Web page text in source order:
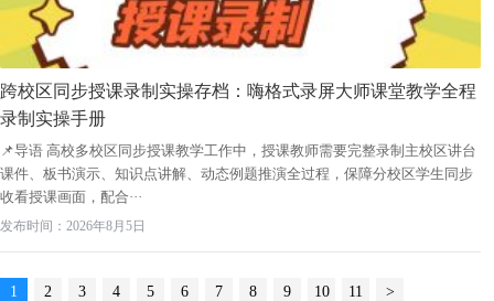
跨校区同步授课录制实操存档：嗨格式录屏大师课堂教学全程
录制实操手册
📌导语 高校多校区同步授课教学工作中，授课教师需要完整录制主校区讲台
课件、板书演示、知识点讲解、动态例题推演全过程，保障分校区学生同步
收看授课画面，配合···
发布时间：2026年8月5日
1 2 3 4 5 6 7 8 9 10 11 >